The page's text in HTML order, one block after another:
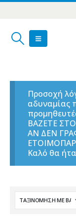
Προσοχή
αδυναμίας
ΒΑΖΕΤΕ
ΑΝ ΔΕΝ
Καλό θα